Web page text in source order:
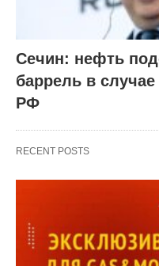
Сечин: нефть
баррель в
РФ
RECENT POSTS